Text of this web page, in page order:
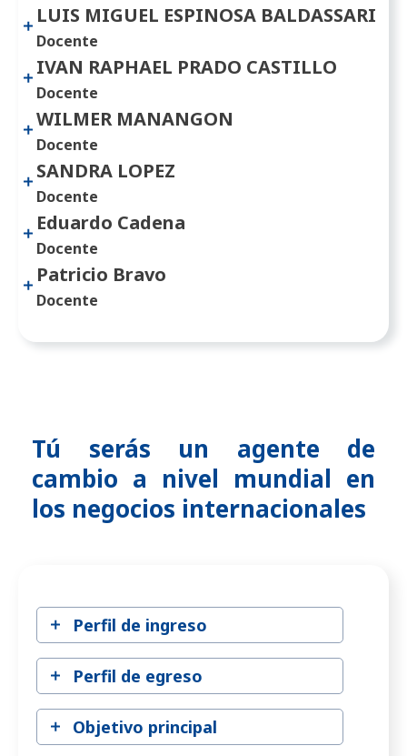
LUIS MIGUEL ESPINOSA BALDASSARI
Docente
IVAN RAPHAEL PRADO CASTILLO
Docente
WILMER MANANGON
Docente
SANDRA LOPEZ
Docente
Eduardo Cadena
Docente
Patricio Bravo
Docente
Tú serás un agente de
cambio a nivel mundial en
los negocios internacionales
Perfil de ingreso
Perfil de egreso
Objetivo principal